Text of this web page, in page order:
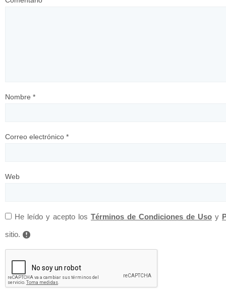
Nombre *
Correo electrónico *
Web
He leído y acepto los Términos de Condiciones de Uso y
sitio.